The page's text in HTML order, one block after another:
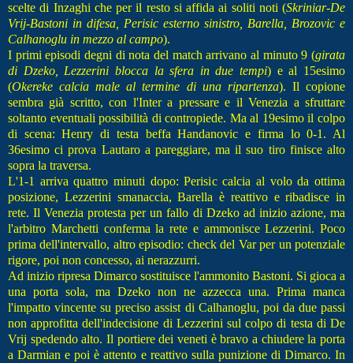
scelte di Inzaghi che per il resto si affida ai soliti noti (Skriniar-De
Vrij-Bastoni in difesa, Perisic esterno sinistro, Barella, Brozovic e
Calhanoglu in mezzo al campo).
I primi episodi degni di nota del match arrivano al minuto 9 (girata
di Dzeko, Lezzerini blocca la sfera in due tempi) e al 15esimo
(Okereke calcia male al termine di una ripartenza). Il copione
sembra già scritto, con l'Inter a pressare e il Venezia a sfruttare
soltanto eventuali possibilità di contropiede. Ma al 19esimo il colpo
di scena: Henry di testa beffa Handanovic e firma lo 0-1. Al
36esimo ci prova Lautaro a pareggiare, ma il suo tiro finisce alto
sopra la traversa.
L'1-1 arriva quattro minuti dopo: Perisic calcia al volo da ottima
posizione, Lezzerini smanaccia, Barella è reattivo e ribadisce in
rete. Il Venezia protesta per un fallo di Dzeko ad inizio azione, ma
l'arbitro Marchetti conferma la rete e ammonisce Lezzerini. Poco
prima dell'intervallo, altro episodio: check del Var per un potenziale
rigore, poi non concesso, ai nerazzurri.
Ad inizio ripresa Dimarco sostituisce l'ammonito Bastoni. Si gioca a
una porta sola, ma Dzeko non ne azzecca una. Prima manca
l'impatto vincente su preciso assist di Calhanoglu, poi da due passi
non approfitta dell'indecisione di Lezzerini sul colpo di testa di De
Vrij spedendo alto. Il portiere dei veneti è bravo a chiudere la porta
a Darmian e poi è attento e reattivo sulla punizione di Dimarco. In